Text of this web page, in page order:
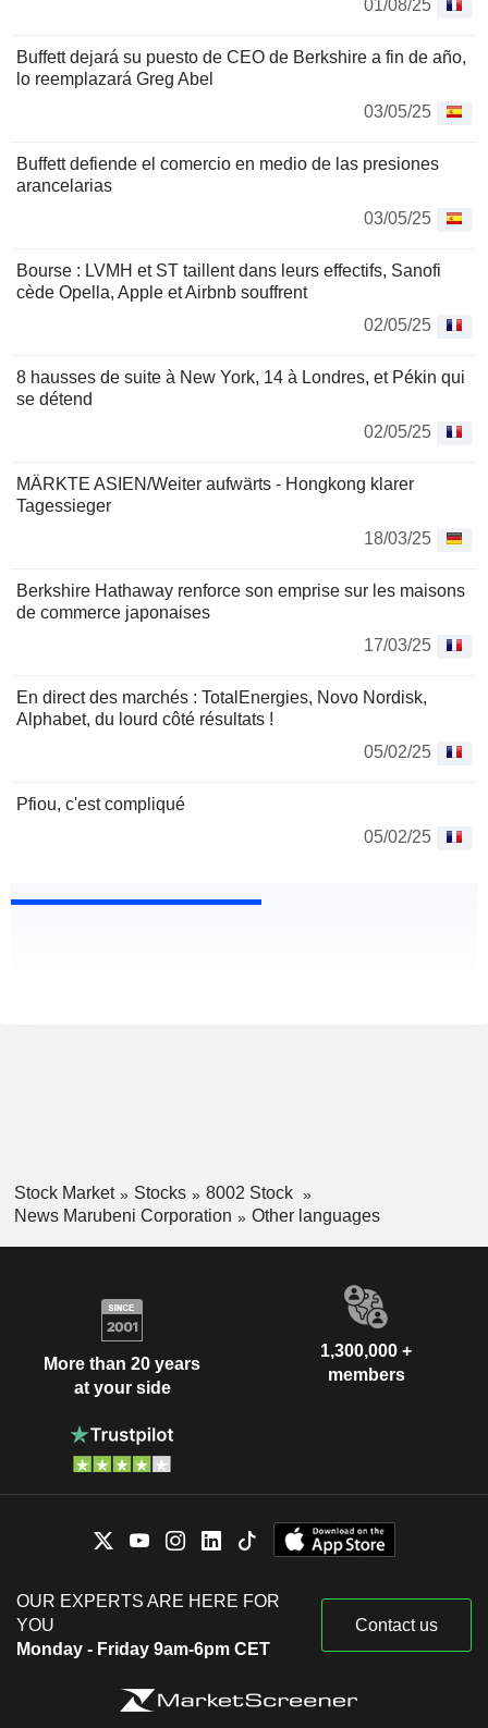
01/08/25
Buffett dejará su puesto de CEO de Berkshire a fin de año,
lo reemplazará Greg Abel
03/05/25
Buffett defiende el comercio en medio de las presiones
arancelarias
03/05/25
Bourse : LVMH et ST taillent dans leurs effectifs, Sanofi
cède Opella, Apple et Airbnb souffrent
02/05/25
8 hausses de suite à New York, 14 à Londres, et Pékin qui
se détend
02/05/25
MÄRKTE ASIEN/Weiter aufwärts - Hongkong klarer
Tagessieger
18/03/25
Berkshire Hathaway renforce son emprise sur les maisons
de commerce japonaises
17/03/25
En direct des marchés : TotalEnergies, Novo Nordisk,
Alphabet, du lourd côté résultats !
05/02/25
Pfiou, c'est compliqué
05/02/25
Stock Market Stocks
8002 Stock
News Marubeni Corporation
Other languages
More than 20 years
at your side
1,300,000 +
members
OUR EXPERTS ARE HERE FOR
YOU
Monday - Friday 9am-6pm CET
Contact us